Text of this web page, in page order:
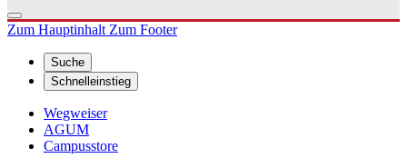
Zum HauptinhaltZum Footer
Suche
Schnelleinstieg
Wegweiser
AGUM
Campusstore